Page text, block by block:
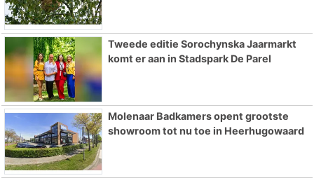
Tweede editie Sorochynska Jaarmarkt
komt er aan in Stadspark De Parel
Molenaar Badkamers opent grootste
showroom tot nu toe in Heerhugowaard